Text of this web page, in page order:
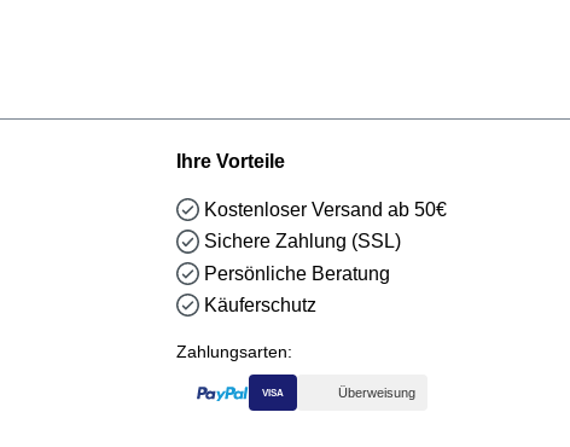
Ihre Vorteile
Kostenloser Versand ab 50€
Sichere Zahlung (SSL)
Persönliche Beratung
Käuferschutz
Zahlungsarten:
VISA Überweisung